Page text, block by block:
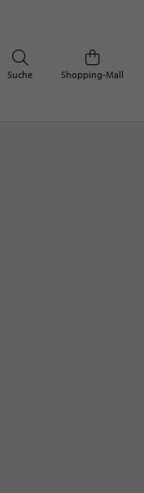
Shopping-Mall
Suche